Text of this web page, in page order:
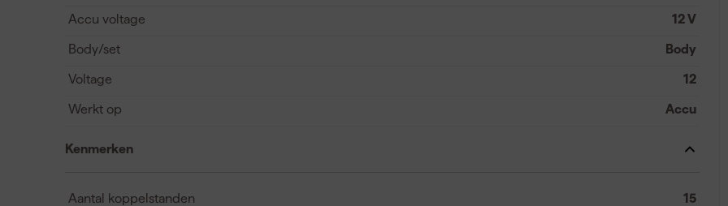
Accu voltage 12 V
Body/set Body
Voltage 12
Werkt op Accu
Kenmerken
Aantal koppelstanden 15